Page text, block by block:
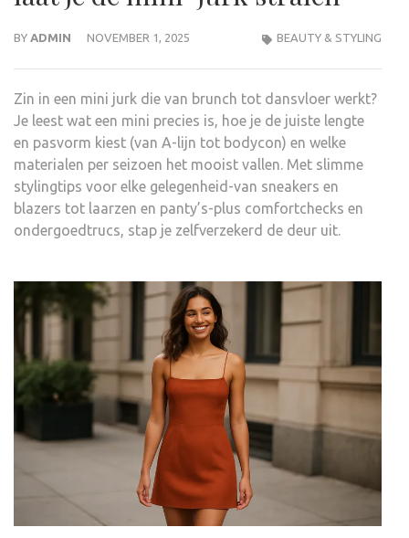
BY ADMIN NOVEMBER 1, 2025 BEAUTY & STYLING
Zin in een mini jurk die van brunch tot dansvloer werkt?
Je leest wat een mini precies is, hoe je de juiste lengte
en pasvorm kiest (van A-lijn tot bodycon) en welke
materialen per seizoen het mooist vallen. Met slimme
stylingtips voor elke gelegenheid-van sneakers en
blazers tot laarzen en panty’s-plus comfortchecks en
ondergoedtrucs, stap je zelfverzekerd de deur uit.